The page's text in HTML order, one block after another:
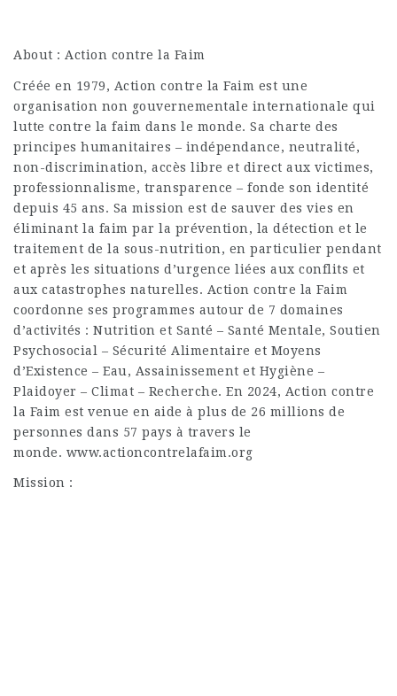
About : Action contre la Faim
Créée en 1979, Action contre la Faim est une
organisation non gouvernementale internationale qui
lutte contre la faim dans le monde. Sa charte des
principes humanitaires – indépendance, neutralité,
non-discrimination, accès libre et direct aux victimes,
professionnalisme, transparence – fonde son identité
depuis 45 ans. Sa mission est de sauver des vies en
éliminant la faim par la prévention, la détection et le
traitement de la sous-nutrition, en particulier pendant
et après les situations d’urgence liées aux conflits et
aux catastrophes naturelles. Action contre la Faim
coordonne ses programmes autour de 7 domaines
d’activités : Nutrition et Santé – Santé Mentale, Soutien
Psychosocial – Sécurité Alimentaire et Moyens
d’Existence – Eau, Assainissement et Hygiène –
Plaidoyer – Climat – Recherche. En 2024, Action contre
la Faim est venue en aide à plus de 26 millions de
personnes dans 57 pays à travers le
monde. www.actioncontrelafaim.org
Mission :